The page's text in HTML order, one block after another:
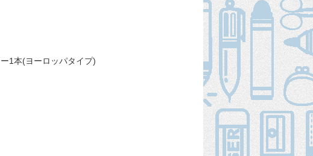
1本(ヨーロッパタイプ)